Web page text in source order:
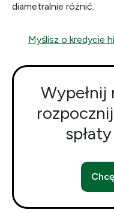
diametralnie różnić.
Myślisz o kredycie
Wypełnij